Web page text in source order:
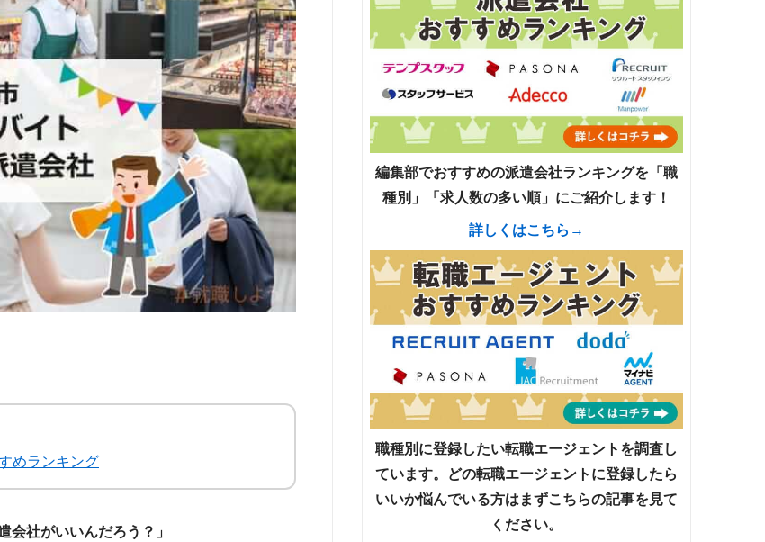
めランキング
会社がいいんだろう？」
編集部でおすすめの派遣会社ランキングを「職
種別」「求人数の多い順」にご紹介します！
詳しくはこちら→
職種別に登録したい転職エージェントを調査し
ています。どの転職エージェントに登録したら
いいか悩んでいる方はまずこちらの記事を見て
ください。